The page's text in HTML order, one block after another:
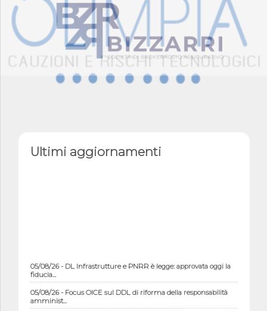
Ultimi aggiornamenti
05/08/26 - DL Infrastrutture e PNRR è legge: approvata oggi la
fiducia...
05/08/26 - Focus OICE sul DDL di riforma della responsabilità
amminist...